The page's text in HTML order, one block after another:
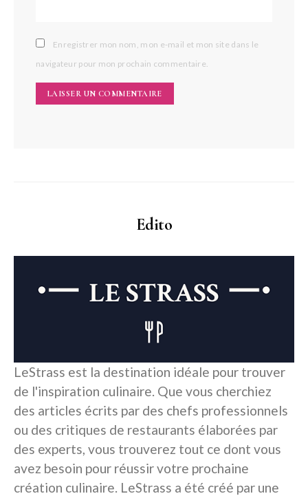
Enregistrer mon nom, mon e-mail et mon site dans le
navigateur pour mon prochain commentaire.
Edito
LeStrass est la destination idéale pour trouver
de l'inspiration culinaire. Que vous cherchiez
des articles écrits par des chefs professionnels
ou des critiques de restaurants élaborées par
des experts, vous trouverez tout ce dont vous
avez besoin pour réussir votre prochaine
création culinaire. LeStrass a été créé par une